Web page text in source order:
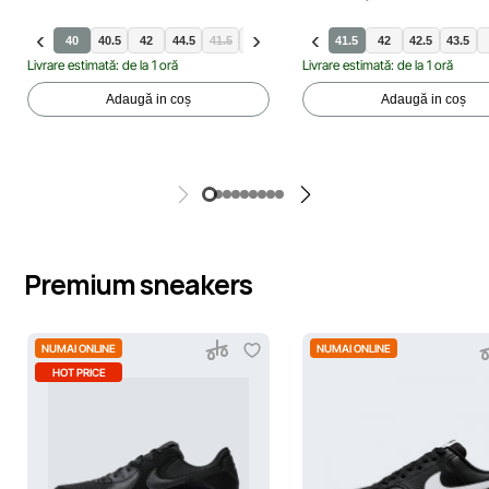
40 40.5 42 44.5 41.5 42.5 44 45.5 46 46.5
Livrare estimată: de la 1 oră
Adaugă in coș
41.5 42 42.5 43.5
Livrare estimată: de la 1 oră
Adaugă in coș
Premium sneakers
NUMAI ONLINE
HOT PRICE
NUMAI ONLINE